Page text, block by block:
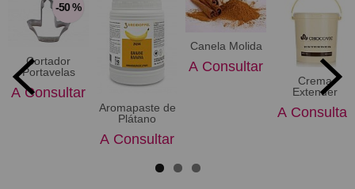
-50 %
Cortador
Portavelas
A Consultar
Aromapaste de
Plátano
A Consultar
Canela Molida
A Consultar
Crema
Extender
A Consultar